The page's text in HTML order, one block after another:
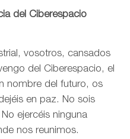
del Ciberespacio
vosotros, cansados
del Ciberespacio, el
nombre del futuro, os
en paz. No sois
ejercéis ninguna
nos reunimos.